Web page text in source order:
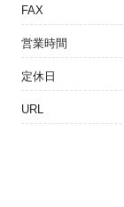
FAX
営業時間
定休日
URL